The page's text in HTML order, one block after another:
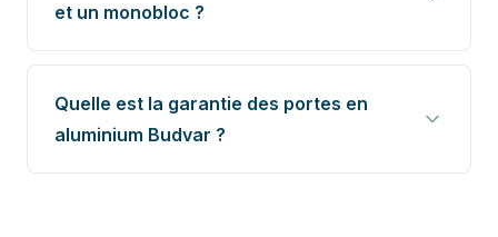
et un monobloc ?
Quelle est la garantie des portes en
aluminium Budvar ?